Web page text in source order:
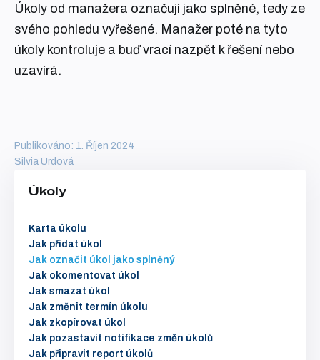
Úkoly od manažera označují jako splněné, tedy ze
svého pohledu vyřešené. Manažer poté na tyto
úkoly kontroluje a buď vrací nazpět k řešení nebo
uzavírá.
Publikováno: 1. Říjen 2024
Silvia Urdová
Úkoly
Karta úkolu
Jak přidat úkol
Jak označit úkol jako splněný
Jak okomentovat úkol
Jak smazat úkol
Jak změnit termín úkolu
Jak zkopírovat úkol
Jak pozastavit notifikace změn úkolů
Jak připravit report úkolů